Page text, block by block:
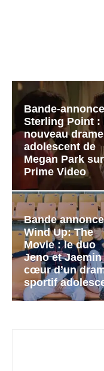
Bande-
Sterling Point :
nouveau drame
adolescent de
Megan Park sur
Prime Video
Bande
Wind Up: The
Movie : le duo
Jeno et Jaemin
cœur d’un
sportif